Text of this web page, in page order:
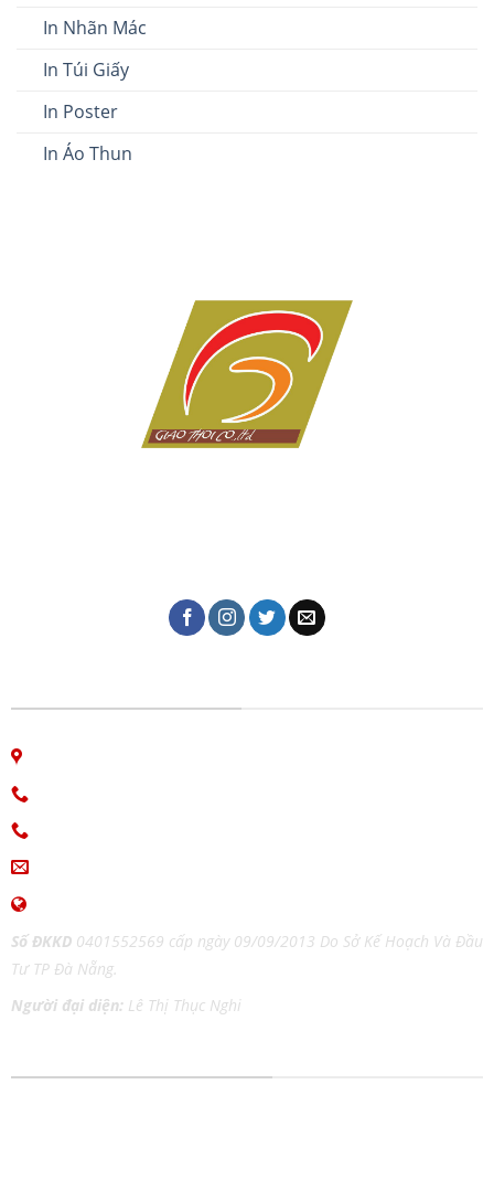
In Nhãn Mác
In Túi Giấy
In Poster
In Áo Thun
Số ĐKKD0401552569 cấp ngày 09/09/2013 Do Sở Kế Hoạch Và Đầu
Tư TP Đà Nẵng.
Người đại diện: Lê Thị Thục Nghi